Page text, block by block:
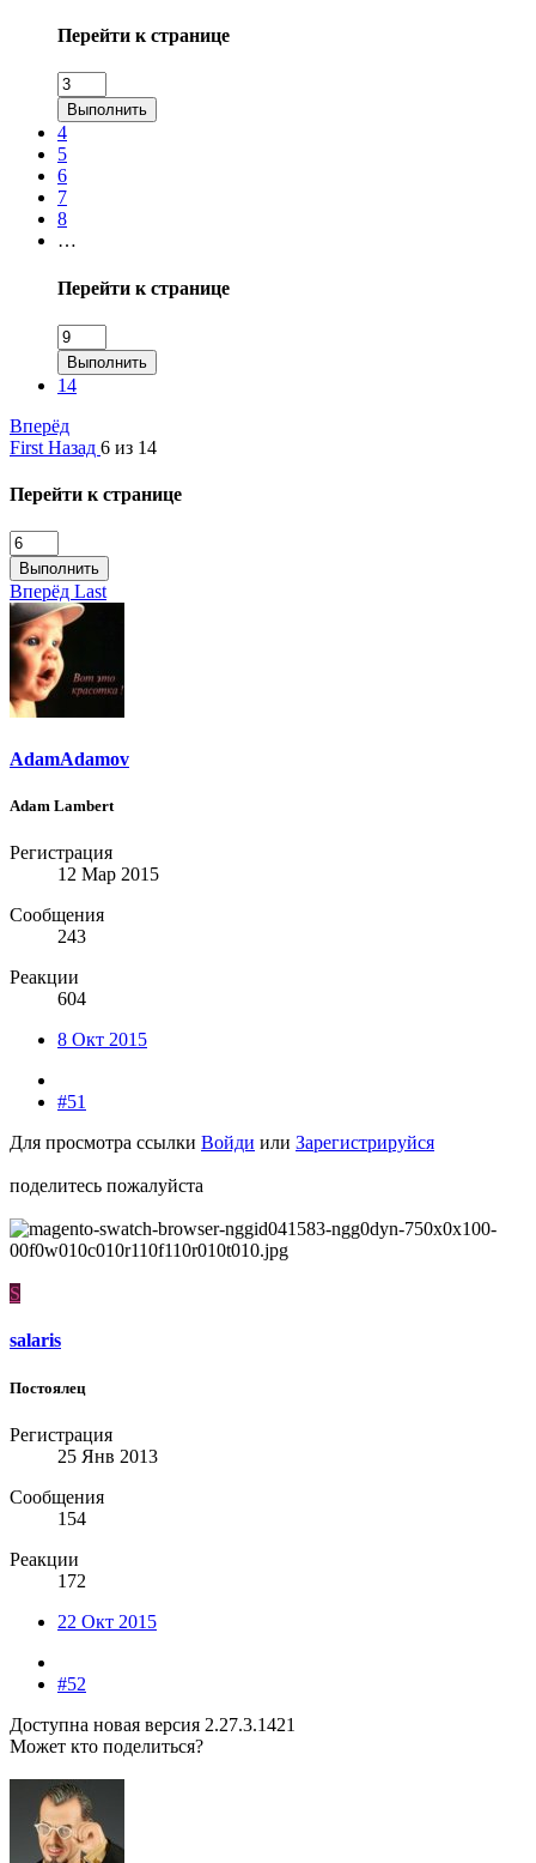
Перейти к странице
Выполнить
4
5
6
7
8
…
Перейти к странице
Выполнить
14
Вперёд
First Назад 6 из 14
Перейти к странице
Выполнить
Вперёд Last
AdamAdamov
Adam Lambert
Регистрация
12 Мар 2015
Сообщения
243
Реакции
604
8 Окт 2015
#51
Для просмотра ссылки Войди или Зарегистрируйся
поделитесь пожалуйста
S
salaris
Постоялец
Регистрация
25 Янв 2013
Сообщения
154
Реакции
172
22 Окт 2015
#52
Доступна новая версия 2.27.3.1421
Может кто поделиться?